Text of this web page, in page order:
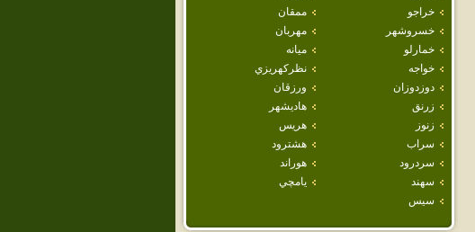
خراجو
ممقان
خسروشهر
مهربان
خمارلو
ميانه
خواجه
نظركهريزي
دوزدوزان
ورزقان
زرنق
هاديشهر
زنوز
هريس
سراب
هشترود
سردرود
هوراند
سهند
يامچي
سيس